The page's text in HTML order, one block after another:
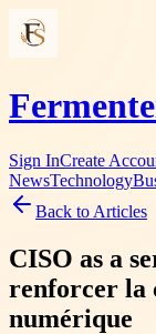
Sign InCreate
NewsTechnology
Back to Articles
CISO as a
renforcer la
numérique